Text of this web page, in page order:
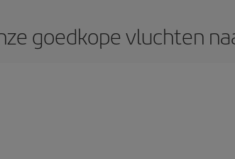
goedkope vluchten